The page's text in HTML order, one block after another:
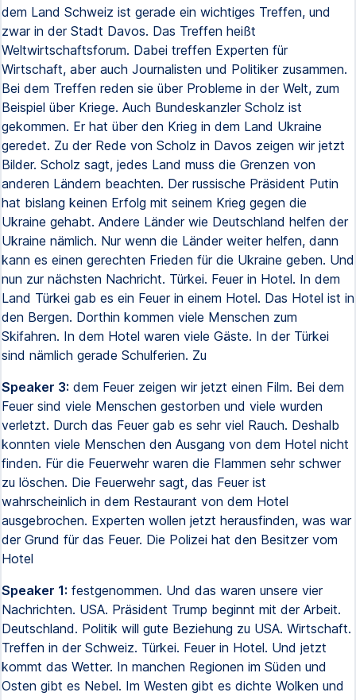
dem Land Schweiz ist gerade ein wichtiges Treffen, und
zwar in der Stadt Davos. Das Treffen heißt
Weltwirtschaftsforum. Dabei treffen Experten für
Wirtschaft, aber auch Journalisten und Politiker zusammen.
Bei dem Treffen reden sie über Probleme in der Welt, zum
Beispiel über Kriege. Auch Bundeskanzler Scholz ist
gekommen. Er hat über den Krieg in dem Land Ukraine
geredet. Zu der Rede von Scholz in Davos zeigen wir jetzt
Bilder. Scholz sagt, jedes Land muss die Grenzen von
anderen Ländern beachten. Der russische Präsident Putin
hat bislang keinen Erfolg mit seinem Krieg gegen die
Ukraine gehabt. Andere Länder wie Deutschland helfen der
Ukraine nämlich. Nur wenn die Länder weiter helfen, dann
kann es einen gerechten Frieden für die Ukraine geben. Und
nun zur nächsten Nachricht. Türkei. Feuer in Hotel. In dem
Land Türkei gab es ein Feuer in einem Hotel. Das Hotel ist in
den Bergen. Dorthin kommen viele Menschen zum
Skifahren. In dem Hotel waren viele Gäste. In der Türkei
sind nämlich gerade Schulferien. Zu
Speaker 3: dem Feuer zeigen wir jetzt einen Film. Bei dem
Feuer sind viele Menschen gestorben und viele wurden
verletzt. Durch das Feuer gab es sehr viel Rauch. Deshalb
konnten viele Menschen den Ausgang von dem Hotel nicht
finden. Für die Feuerwehr waren die Flammen sehr schwer
zu löschen. Die Feuerwehr sagt, das Feuer ist
wahrscheinlich in dem Restaurant von dem Hotel
ausgebrochen. Experten wollen jetzt herausfinden, was war
der Grund für das Feuer. Die Polizei hat den Besitzer vom
Hotel
Speaker 1: festgenommen. Und das waren unsere vier
Nachrichten. USA. Präsident Trump beginnt mit der Arbeit.
Deutschland. Politik will gute Beziehung zu USA. Wirtschaft.
Treffen in der Schweiz. Türkei. Feuer in Hotel. Und jetzt
kommt das Wetter. In manchen Regionen im Süden und
Osten gibt es Nebel. Im Westen gibt es dichte Wolken und